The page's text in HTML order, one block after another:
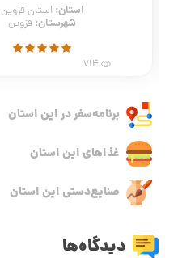
استان:استان قزوین
شهرستان: قزوین
برنامه‌سفر‌ در این استان
غذاهای این استان
صنایع‌دستی این استان
دیدگاه‌ها